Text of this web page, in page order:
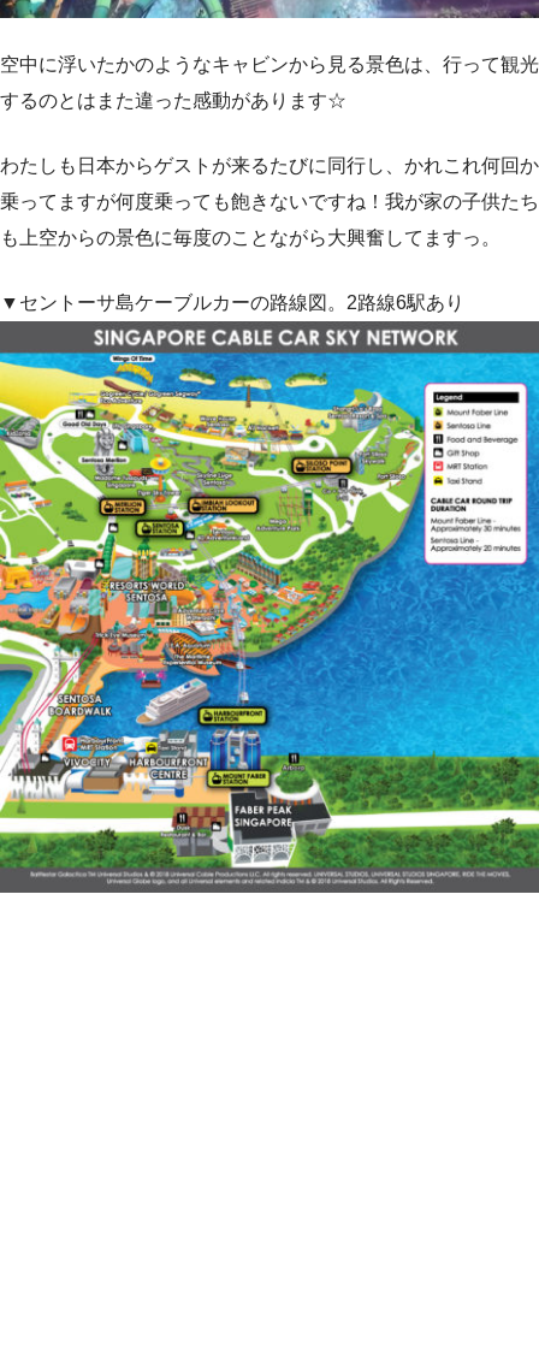
空中に浮いたかのようなキャビンから見る景色は、行って観光
するのとはまた違った感動があります☆
わたしも日本からゲストが来るたびに同行し、かれこれ何回か
乗ってますが何度乗っても飽きないですね！我が家の子供たち
も上空からの景色に毎度のことながら大興奮してますっ。
▼セントーサ島ケーブルカーの路線図。2路線6駅あり